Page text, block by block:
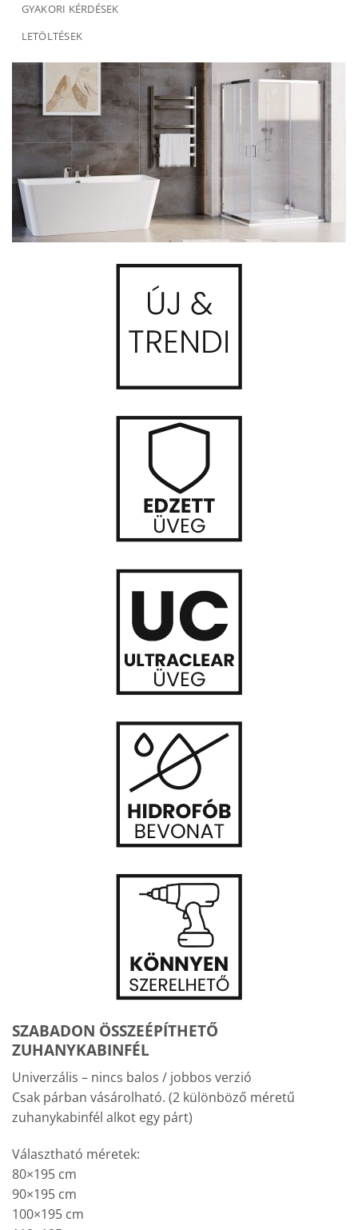
GYAKORI KÉRDÉSEK
LETÖLTÉSEK
SZABADON ÖSSZEÉPÍTHETŐ
ZUHANYKABINFÉL
Univerzális – nincs balos / jobbos verzió
Csak párban vásárolható. (2 különböző méretű
zuhanykabinfél alkot egy párt)
Választható méretek:
80×195 cm
90×195 cm
100×195 cm